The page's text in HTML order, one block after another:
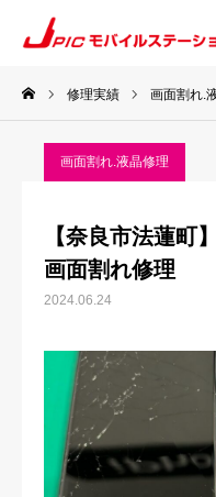
修理実績 画面割れ.
画面割れ.液晶修理
【奈良市法蓮
画面割れ修理
2024.06.24
web予約
TOP
about US
お知らせ
修理料金表